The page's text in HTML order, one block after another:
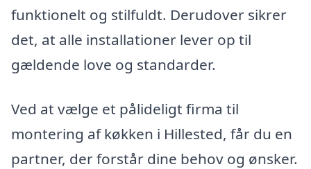
funktionelt og stilfuldt. Derudover sikrer
det, at alle installationer lever op til
gældende love og standarder.
Ved at vælge et pålideligt firma til
montering af køkken i Hillested, får du en
partner, der forstår dine behov og ønsker.